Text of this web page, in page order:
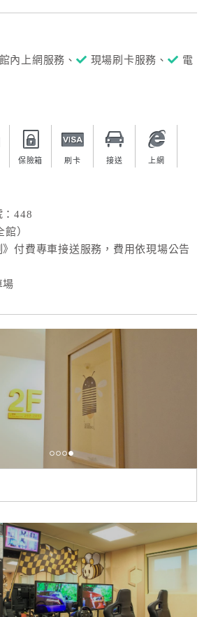
館內上網服務、 現場刷卡服務、
電
保險箱 刷卡 接送 上網
：448
）
》付費專車接送服務，費用依現場公告
場